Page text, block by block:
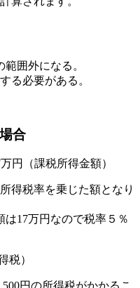
範囲外になる。
る必要がある。
合
円（課税所得金額）
得税率を乗じた額となり
は17万円なので税率５％
税）